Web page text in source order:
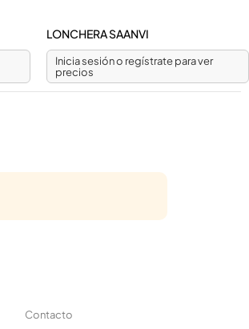
LONCHERA SAANVI
Inicia sesión o regístrate para ver
precios
Contacto